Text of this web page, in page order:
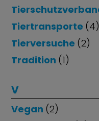
Tiertransporte (4)
Tierversuche (2)
Tradition (1)
V
Vegan (2)